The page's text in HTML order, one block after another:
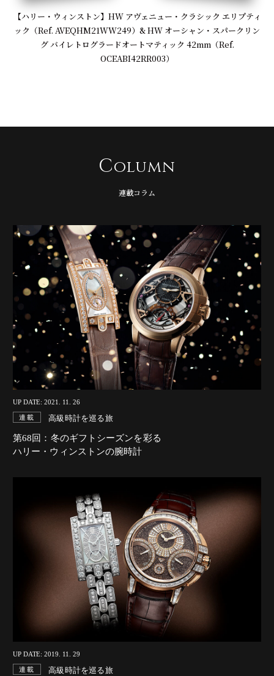
【ハリー・ウィンストン】HW アヴェニュー・クラシック エリプティ
ック（Ref. AVEQHM21WW249）& HW オーシャン・スパークリン
グ バイレトログラードオートマティック 42mm（Ref.
OCEABI42RR003）
Column
連載コラム
UP DATE: 2021. 11. 26
連載 高級時計を巡る旅
第68回：冬のギフトシーズンを彩る
ハリー・ウィンストンの腕時計
UP DATE: 2019. 11. 29
連載 高級時計を巡る旅